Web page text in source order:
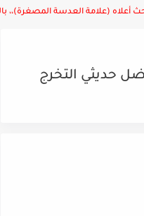
(علامة العدسة المصغرة)،،
حديثي التخرج